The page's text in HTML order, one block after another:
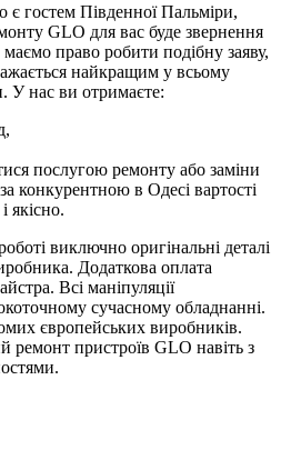
гостем Південної Пальміри,
GLO для вас буде звернення
право робити подібну заяву,
найкращим у всьому
У нас ви отримаєте:
послугою ремонту або заміни
конкурентною в Одесі вартості
якісно.
виключно оригінальні деталі
Додаткова оплата
Всі маніпуляції
сучасному обладнанні.
європейських виробників.
ремонт пристроїв GLO навіть з